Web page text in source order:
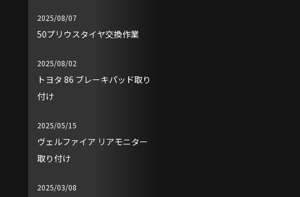
2025/08/07
50プリウスタイヤ交換作業
2025/08/02
トヨタ 86 ブレーキパッド取り
付け
2025/05/15
ヴェルファイア リアモニター
取り付け
2025/03/08